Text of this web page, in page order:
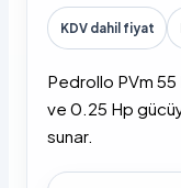
KDV dahil fiyat
Pedrollo PVm
ve 0.25 Hp
sunar.